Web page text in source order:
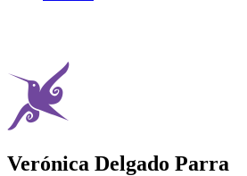
Verónica Delgado Parra